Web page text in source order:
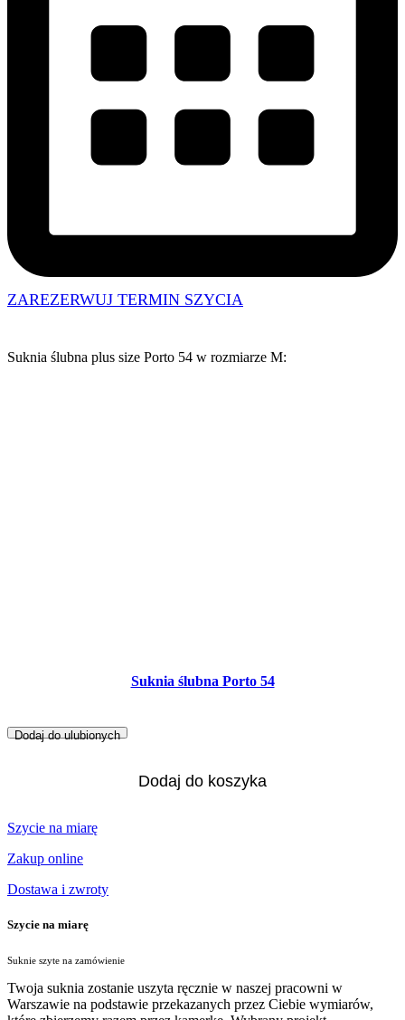
ZAREZERWUJ TERMIN SZYCIA
Suknia ślubna plus size Porto 54 w rozmiarze M:
Suknia ślubna Porto 54
Dodaj do ulubionych
Dodaj do koszyka
Szycie na miarę
Zakup online
Dostawa i zwroty
Szycie na miarę
Suknie szyte na zamówienie
Twoja suknia zostanie uszyta ręcznie w naszej pracowni w
Warszawie na podstawie przekazanych przez Ciebie wymiarów,